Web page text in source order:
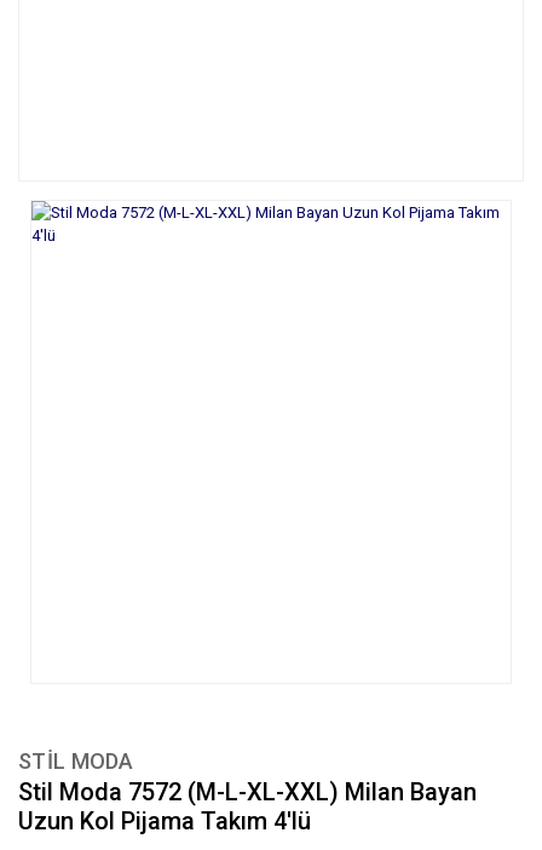
STİL MODA
Stil Moda 7572 (M-L-XL-XXL) Milan Bayan
Uzun Kol Pijama Takım 4'lü